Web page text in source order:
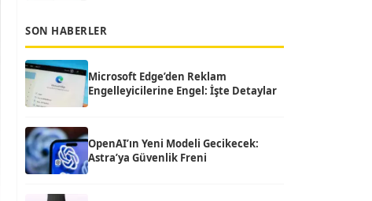
SON HABERLER
Microsoft Edge’den Reklam
Engelleyicilerine Engel: İşte Detaylar
OpenAI’ın Yeni Modeli Gecikecek:
Astra’ya Güvenlik Freni